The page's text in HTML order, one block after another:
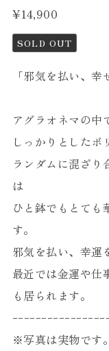
¥14,900
SOLD OUT
「邪気を払い、幸
アグラオネマの中
しっかりとしたボ
ランダムに混ざり
は
ひと鉢でもとても
す。
邪気を払い、幸運
最近では金運や仕
も居られます。
ｰｰｰｰｰｰｰｰｰｰｰｰｰｰｰ
※写真は実物です